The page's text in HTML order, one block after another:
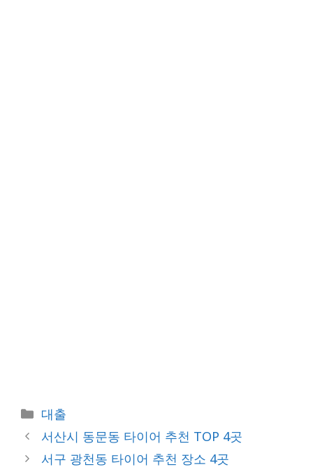
카
테
고
대출
서산시 동문동 타이어 추천 TOP 4곳
서구 광천동 타이어 추천 장소 4곳